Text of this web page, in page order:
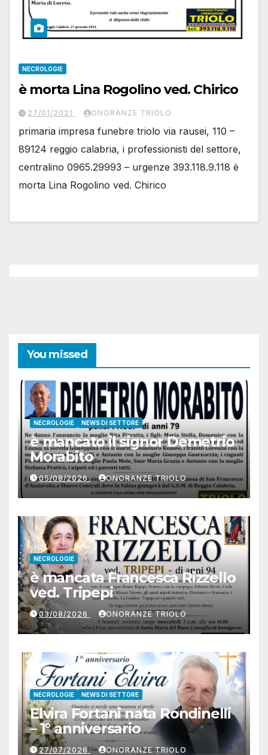
NECROLOGIE
è morta Lina Rogolino ved. Chirico
27/01/2021 ONORANZE TRIOLO
primaria impresa funebre triolo via rausei, 110 –
89124 reggio calabria, i professionisti del settore,
centralino 0965.29993 – urgenze 393.118.9.118 è
morta Lina Rogolino ved. Chirico
You missed
NECROLOGIE NEWS DI SETTORE
è mancato il signor Demetrio
Morabito
05/08/2026 ONORANZE TRIOLO
NECROLOGIE
è mancata Francesca Rizzello
ved. Tripepi
03/08/2026 ONORANZE TRIOLO
NECROLOGIE NEWS DI SETTORE
Elvira Fortani nata Rondinelli
– 1° anniversario
27/07/2026 ONORANZE TRIOLO